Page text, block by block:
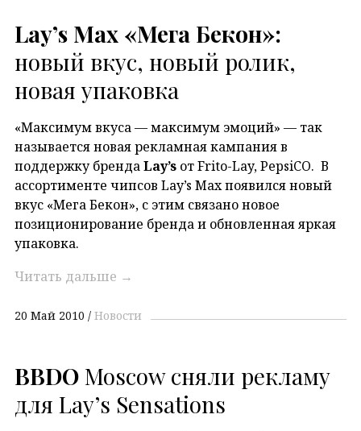
Lay’s Max «Мега Бекон»:
новый вкус, новый ролик,
новая упаковка
«Максимум вкуса — максимум эмоций» — так
называется новая рекламная кампания в
поддержку брендаLay’s от Frito-Lay, PepsiCO. В
ассортименте чипсов Lay’s Max появился новый
вкус «Мега Бекон», с этим связано новое
позиционирование бренда и обновленная яркая
упаковка.
Читать дальше →
20 Май 2010 Новости
BBDOMoscow сняли рекламу
для Lay’s Sensations